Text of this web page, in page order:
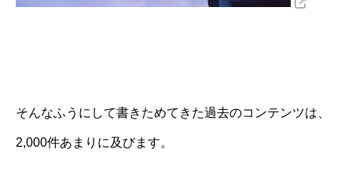
そんなふうにして書きためてきた過去のコンテンツは、
2,000件あまりに及びます。